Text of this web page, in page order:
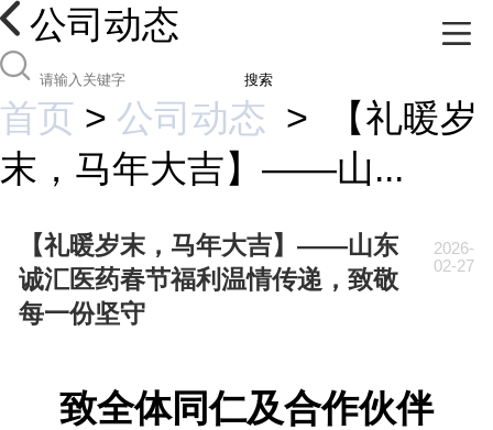
公司动态
搜索
首页 > 公司动态 >
【礼暖岁
末，马年大吉】——山...
【礼暖岁末，马年大吉】——山东
诚汇医药春节福利温情传递，致敬
每一份坚守
2026-
02-27
致全体同仁及合作伙伴